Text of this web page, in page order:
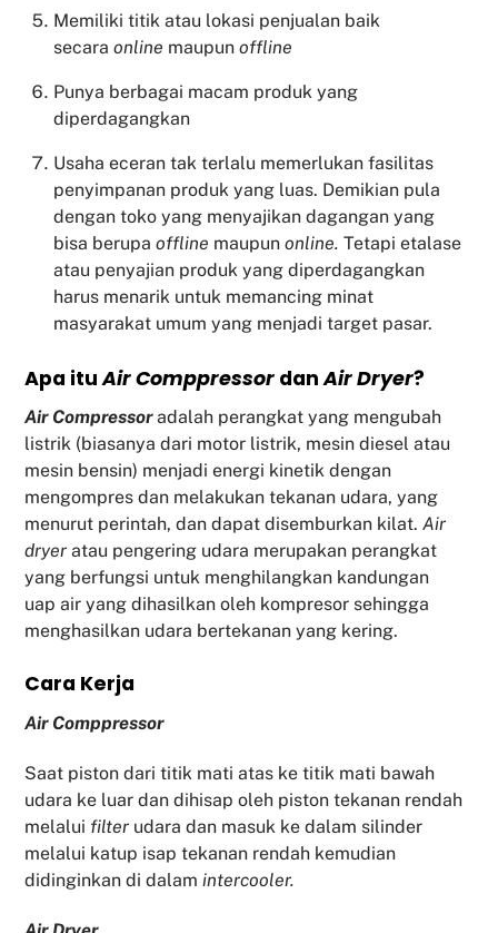
Memiliki titik atau lokasi penjualan baik
secara online maupun offline
Punya berbagai macam produk yang
diperdagangkan
Usaha eceran tak terlalu memerlukan fasilitas
penyimpanan produk yang luas. Demikian pula
dengan toko yang menyajikan dagangan yang
bisa berupa offline maupun online. Tetapi etalase
atau penyajian produk yang diperdagangkan
harus menarik untuk memancing minat
masyarakat umum yang menjadi target pasar.
Apa ituAir Comppressor danAir Dryer?
Air Compressoradalah perangkat yang mengubah
listrik (biasanya dari motor listrik, mesin diesel atau
mesin bensin) menjadi energi kinetik dengan
mengompres dan melakukan tekanan udara, yang
menurut perintah, dan dapat disemburkan kilat.Air
dryer atau pengering udara merupakan perangkat
yang berfungsi untuk menghilangkan kandungan
uap air yang dihasilkan oleh kompresor sehingga
menghasilkan udara bertekanan yang kering.
Cara Kerja
Air Comppressor
Saat piston dari titik mati atas ke titik mati bawah
udara ke luar dan dihisap oleh piston tekanan rendah
melalui filter udara dan masuk ke dalam silinder
melalui katup isap tekanan rendah kemudian
didinginkan di dalamintercooler.